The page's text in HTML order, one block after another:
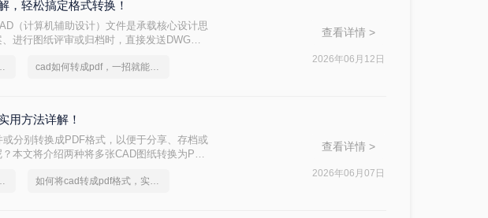
，轻松搞定格式转换！
（计算机辅助设计）文件是承载核心设计思
进行图纸评审或归档时，直接发送DWG、
中修改的风险。
几招轻松搞定 cad如何转成pdf，一招就能轻松搞定
查看详情 >
2026年06月12日
用方法详解！
分别转换成PDF格式，以便于分享、存档或
本文将介绍两种将多张CAD图纸转换为PDF
成pdf格式 如何将cad转成pdf格式，实用的方法来了
查看详情 >
2026年06月07日